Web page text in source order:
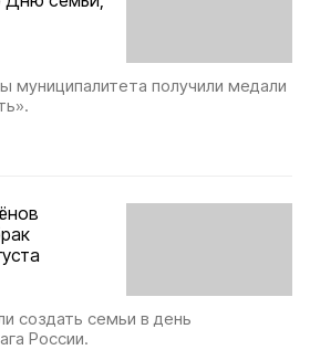
муниципалитета получили медали
создать семьи в день
России.